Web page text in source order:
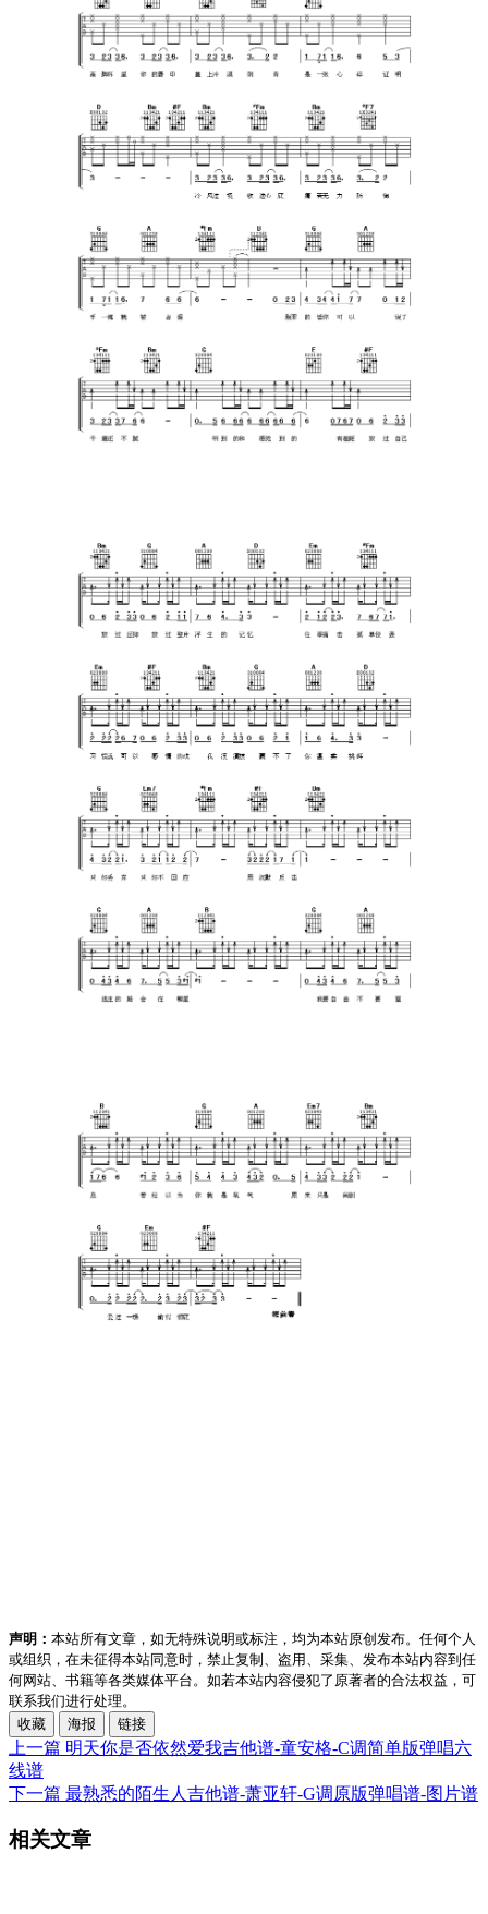
声明： 本站所有文章，如无特殊说明或标注，均为本站原创发布。任何个人
或组织，在未征得本站同意时，禁止复制、盗用、采集、发布本站内容到任
何网站、书籍等各类媒体平台。如若本站内容侵犯了原著者的合法权益，可
联系我们进行处理。
收藏
海报 链接
上一篇 明天你是否依然爱我吉他谱-童安格-C调简单版弹唱六
线谱
下一篇 最熟悉的陌生人吉他谱-萧亚轩-G调原版弹唱谱-图片谱
相关文章